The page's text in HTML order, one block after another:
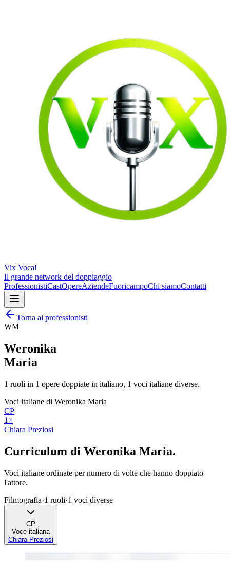
Vix Vocal
Il grande network del doppiaggio
ProfessionistiCastOpereAziendeFuoricampoChi siamoContatti
Torna ai professionisti
WM
Weronika
Maria
1 ruoli in 1 opere doppiate in italiano, 1 voci italiane diverse.
Voci italiane di Weronika Maria
CP
1 ×
Chiara Preziosi
Curriculum di Weronika Maria.
Voci italiane ordinate per numero di volte che hanno doppiato
l'attore.
Filmografia·1 ruoli·1 voci diverse
CP
Voce italiana
Chiara Preziosi